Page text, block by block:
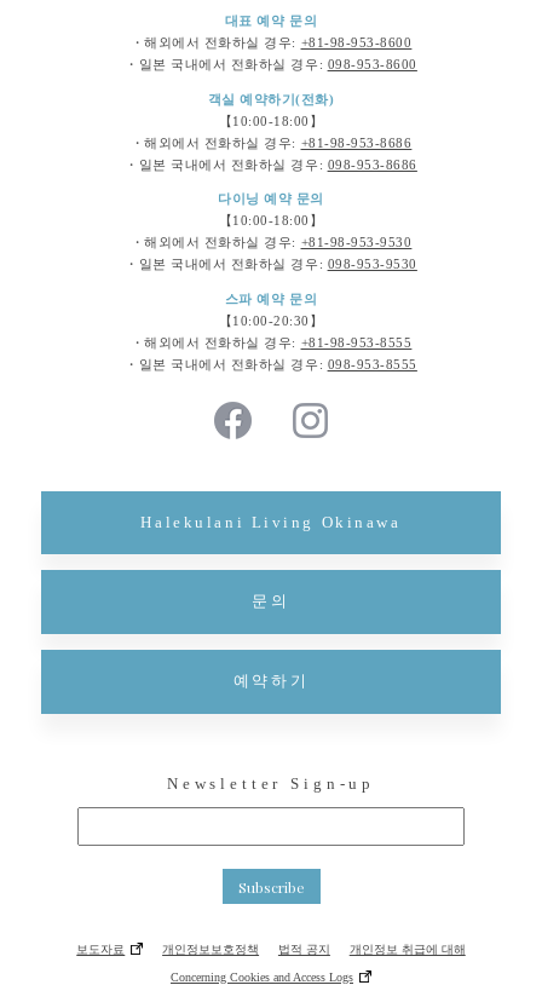
대표 예약 문의
・해외에서 전화하실 경우: +81-98-953-8600
・일본 국내에서 전화하실 경우: 098-953-8600
객실 예약하기(전화)
【10:00-18:00】
・해외에서 전화하실 경우: +81-98-953-8686
・일본 국내에서 전화하실 경우: 098-953-8686
다이닝 예약 문의
【10:00-18:00】
・해외에서 전화하실 경우: +81-98-953-9530
・일본 국내에서 전화하실 경우: 098-953-9530
스파 예약 문의
【10:00-20:30】
・해외에서 전화하실 경우: +81-98-953-8555
・일본 국내에서 전화하실 경우: 098-953-8555
Halekulani Living Okinawa
문의
예약하기
Newsletter Sign-up
Subscribe
보도자료 개인정보보호정책 법적 공지 개인정보 취급에 대해
Concerning Cookies and Access Logs